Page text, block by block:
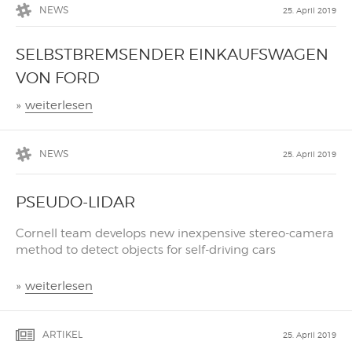
NEWS 25. April 2019
SELBSTBREMSENDER EINKAUFSWAGEN
VON FORD
» weiterlesen
NEWS 25. April 2019
PSEUDO-LIDAR
Cornell team develops new inexpensive stereo-camera
method to detect objects for self-driving cars
» weiterlesen
ARTIKEL 25. April 2019